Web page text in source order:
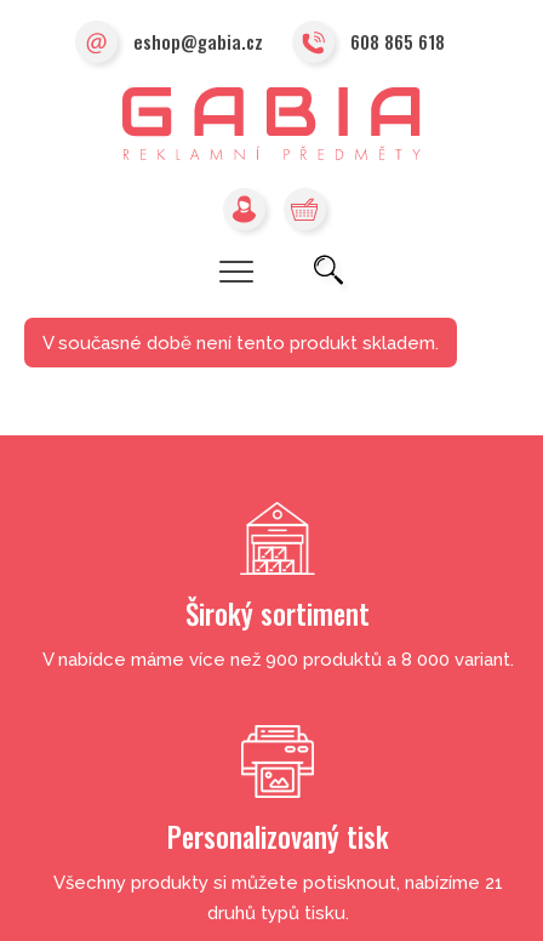
eshop@gabia.cz 608 865 618
V současné době není tento produkt skladem.
Široký sortiment
V nabídce máme více než 900 produktů a 8 000 variant.
Personalizovaný tisk
Všechny produkty si můžete potisknout, nabízíme 21
druhů typů tisku.